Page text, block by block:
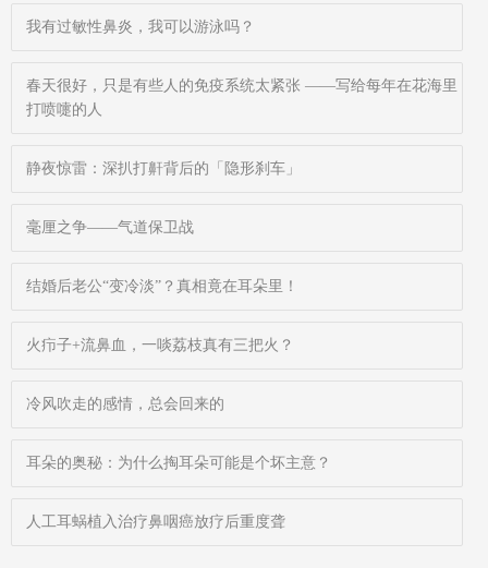
我有过敏性鼻炎，我可以游泳吗？
春天很好，只是有些人的免疫系统太紧张 ——写给每年在花海里
打喷嚏的人
静夜惊雷：深扒打鼾背后的「隐形刹车」
毫厘之争——气道保卫战
结婚后老公“变冷淡”？真相竟在耳朵里！
火疖子+流鼻血，一啖荔枝真有三把火？
冷风吹走的感情，总会回来的
耳朵的奥秘：为什么掏耳朵可能是个坏主意？
人工耳蜗植入治疗鼻咽癌放疗后重度聋